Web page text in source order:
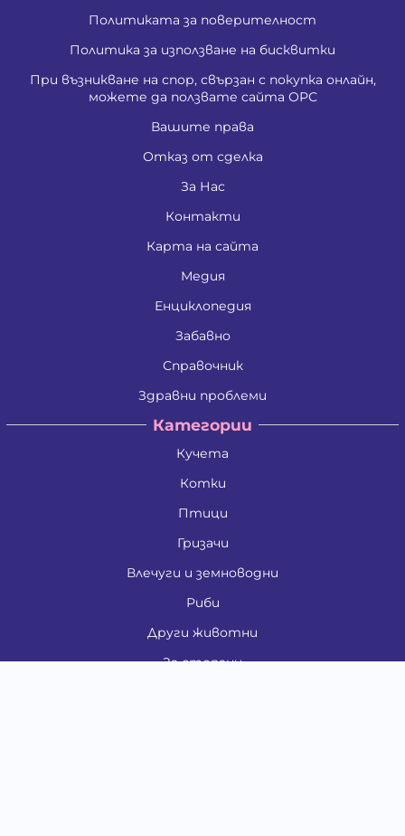
Политиката за поверителност
Политика за използване на бисквитки
При възникване на спор, свързан с покупка онлайн,
можете да ползвате сайта ОРС
Вашите права
Отказ от сделка
За Нас
Контакти
Карта на сайта
Медия
Енциклопедия
Забавно
Справочник
Здравни проблеми
Категории
Кучета
Котки
Птици
Гризачи
Влечуги и земноводни
Риби
Други животни
За стопани